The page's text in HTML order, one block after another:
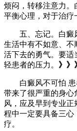
烦闷，转移注意力。
平衡心理，对于治疗
五、忘记。白癜风
生活中有不如意、不
活下去的勇气。要适
轻患者的压力。 》》
白癜风不可怕 患
带来了很严重的身心
风，应及早到专业
程中一定要具备三心
疗。